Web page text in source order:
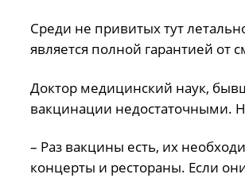
Среди не привитых тут
является полной гарантией от
Доктор медицинский наук,
вакцинации недостаточными.
– Раз вакцины есть, их
концерты и рестораны. Если